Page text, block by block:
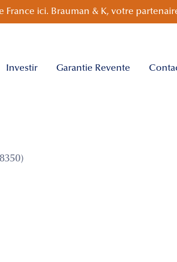
ici. Brauman & K, votre
Investir Garantie Revente